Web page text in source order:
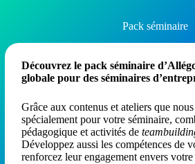
Pack séminaire
Découvrez le pack séminaire
globale pour des séminaires
Grâce aux contenus et ateliers que
spécialement pour votre séminaire,
pédagogique et activités de
Développez aussi les compétences de
renforcez leur engagement envers votre